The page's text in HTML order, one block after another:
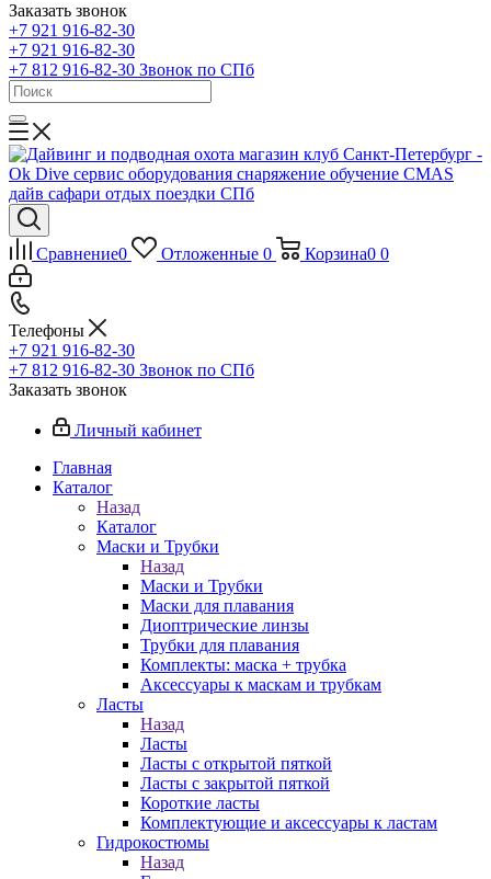
Заказать звонок
+7 921 916-82-30
+7 921 916-82-30
+7 812 916-82-30 Звонок по СПб
Сравнение0 Отложенные 0 Корзина0 0
Телефоны
+7 921 916-82-30
+7 812 916-82-30 Звонок по СПб
Заказать звонок
Личный кабинет
Главная
Каталог
Назад
Каталог
Маски и Трубки
Назад
Маски и Трубки
Маски для плавания
Диоптрические линзы
Трубки для плавания
Комплекты: маска + трубка
Аксессуары к маскам и трубкам
Ласты
Назад
Ласты
Ласты с открытой пяткой
Ласты с закрытой пяткой
Короткие ласты
Комплектующие и аксессуары к ластам
Гидрокостюмы
Назад